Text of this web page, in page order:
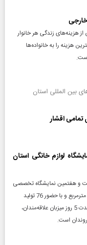
هزینه‌های زندگی هر خانوار
هزینه را به خانواده‌ها
بین المللی استان
تمامی اقشار
لوازم خانگی استان
و هفتمین نمایشگاه تخصصی
لوازم خانگی 2 تا 6 اسفندماه در فضایی بالغ بر 7700 مترمربع و با حضور 76 تولید
کننده لوازم خانگی از روز چهارشنبه 2 اسفندماه و به مدت 5 روز میزبان علاقه‌مندان،
است.